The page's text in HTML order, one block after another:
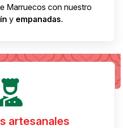
Marruecos con nuestro
y empanadas.
artesanales